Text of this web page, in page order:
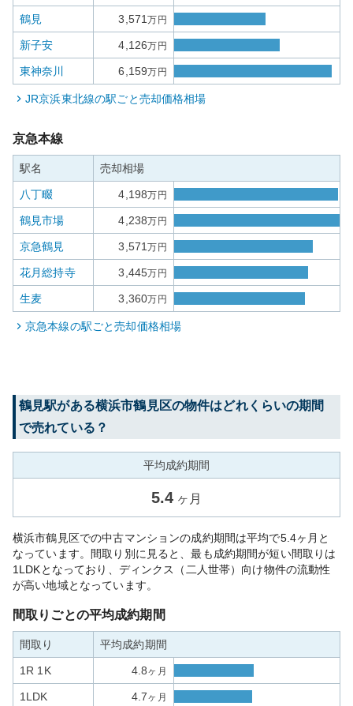
鶴見 3,571万円
新子安 4,126万円
東神奈川 6,159万円
JR京浜東北線の駅ごと売却価格相場
京急本線
駅名 売却相場
八丁畷 4,198万円
鶴見市場 4,238万円
京急鶴見 3,571万円
花月総持寺 3,445万円
生麦 3,360万円
京急本線の駅ごと売却価格相場
鶴見駅がある横浜市鶴見区の物件はどれくらいの期間
で売れている？
平均成約期間
5.4 ヶ月
横浜市鶴見区での中古マンションの成約期間は平均で5.4ヶ月と
なっています。間取り別に見ると、最も成約期間が短い間取りは
1LDKとなっており、ディンクス（二人世帯）向け物件の流動性
が高い地域となっています。
間取りごとの平均成約期間
間取り 平均成約期間
1R 1K 4.8ヶ月
1LDK 4.7ヶ月